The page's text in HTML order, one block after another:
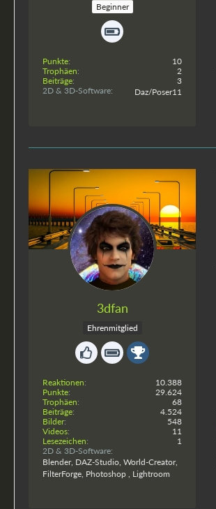
Beginner
Punkte
10
Trophäen
2
Beiträge
3
2D & 3D-Software
Daz/Poser11
3dfan
Ehrenmitglied
Reaktionen
10.388
Punkte
29.624
Trophäen
68
Beiträge
4.524
Bilder
548
Videos
11
Lesezeichen
1
2D & 3D-Software
Blender, DAZ-Studio, World-Creator,
FilterForge, Photoshop , Lightroom